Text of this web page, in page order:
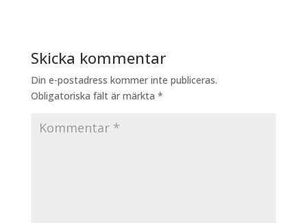
Skicka kommentar
Din e-postadress kommer inte publiceras.
Obligatoriska fält är märkta *